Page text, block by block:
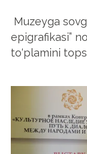
Muzeyga
epigrafikasi”
to‘plamini